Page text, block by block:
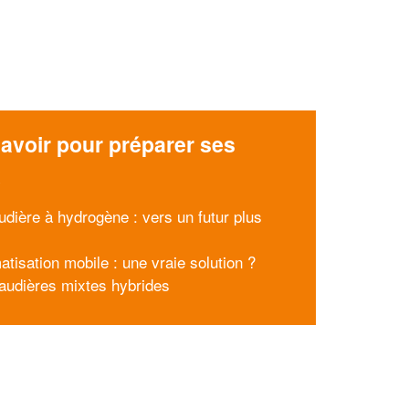
pour préparer ses
à hydrogène : vers un futur plus
mobile : une vraie solution ?
mixtes hybrides